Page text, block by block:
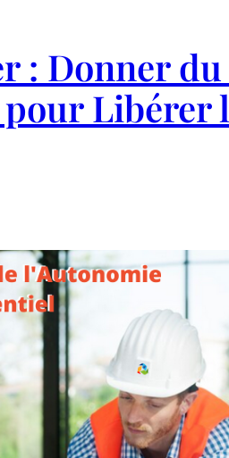
: Donner du
pour Libérer